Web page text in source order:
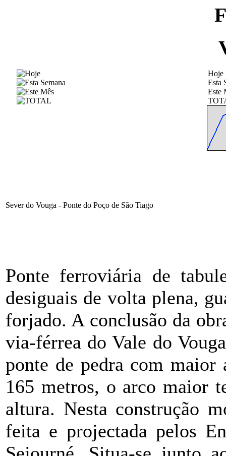
Hoje
Esta
Este
Sever do Vouga - Ponte do Poço de São Tiago
Ponte ferroviária de
desiguais de volta plena,
forjado. A conclusão da
via-férrea do Vale do
ponte de pedra com
165 metros, o arco maior
altura. Nesta construção
feita e projectada pelos